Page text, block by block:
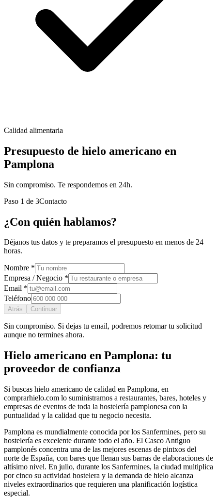
Calidad alimentaria
Presupuesto de hielo americano en
Pamplona
Sin compromiso. Te respondemos en 24h.
Paso 1 de 3Contacto
¿Con quién hablamos?
Déjanos tus datos y te preparamos el presupuesto en menos de 24
horas.
Nombre *
Empresa / Negocio *
Email *
Teléfono
Atrás Continuar
Sin compromiso. Si dejas tu email, podremos retomar tu solicitud
aunque no termines ahora.
Hielo americano en Pamplona: tu
proveedor de confianza
Si buscas hielo americano de calidad en Pamplona, en
comprarhielo.com lo suministramos a restaurantes, bares, hoteles y
empresas de eventos de toda la hostelería pamplonesa con la
puntualidad y la calidad que tu negocio necesita.
Pamplona es mundialmente conocida por los Sanfermines, pero su
hostelería es excelente durante todo el año. El Casco Antiguo
pamplonés concentra una de las mejores escenas de pintxos del
norte de España, con bares que llenan sus barras de elaboraciones de
altísimo nivel. En julio, durante los Sanfermines, la ciudad multiplica
por cinco su actividad hostelera y la demanda de hielo alcanza
niveles extraordinarios que requieren una planificación logística
especial.